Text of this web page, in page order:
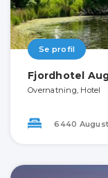
Se profil
Fjordhotel
Overnatning, Hotel
6440